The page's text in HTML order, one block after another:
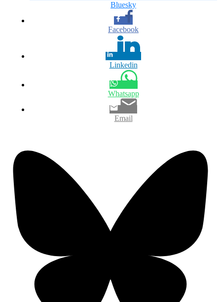
Bluesky
Facebook
Linkedin
Whatsapp
Email